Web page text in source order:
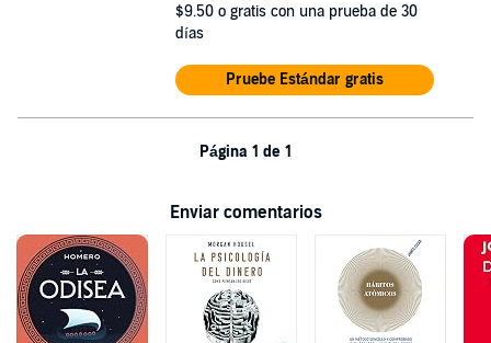
$9.50 o gratis con una prueba de 30
días
Pruebe Estándar gratis
Página 1 de 1
Enviar comentarios